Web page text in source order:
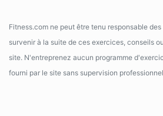
Fitness.com ne peut être tenu responsable
survenir à la suite de ces exercices, conseils
site. N'entreprenez aucun programme
fourni par le site sans supervision